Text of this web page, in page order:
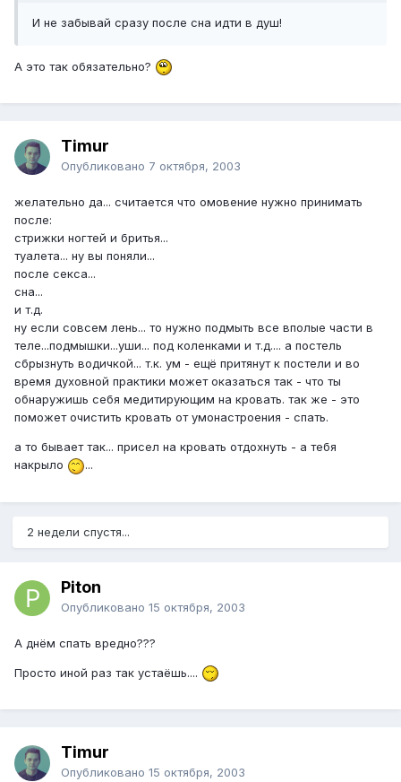
И не забывай сразу после сна идти в душ!
А это так обязательно?
Timur
Опубликовано 7 октября, 2003
желательно да... считается что омовение нужно принимать
после:
стрижки ногтей и бритья...
туалета... ну вы поняли...
после секса...
сна...
и т.д.
ну если совсем лень... то нужно подмыть все вполые части в
теле...подмышки...уши... под коленками и т.д.... а постель
сбрызнуть водичкой... т.к. ум - ещё притянут к постели и во
время духовной практики может оказаться так - что ты
обнаружишь себя медитирующим на кровать. так же - это
поможет очистить кровать от умонастроения - спать.
а то бывает так... присел на кровать отдохнуть - а тебя
накрыло
...
2 недели спустя...
Piton
Опубликовано 15 октября, 2003
А днём спать вредно???
Просто иной раз так устаёшь....
Timur
Опубликовано 15 октября, 2003